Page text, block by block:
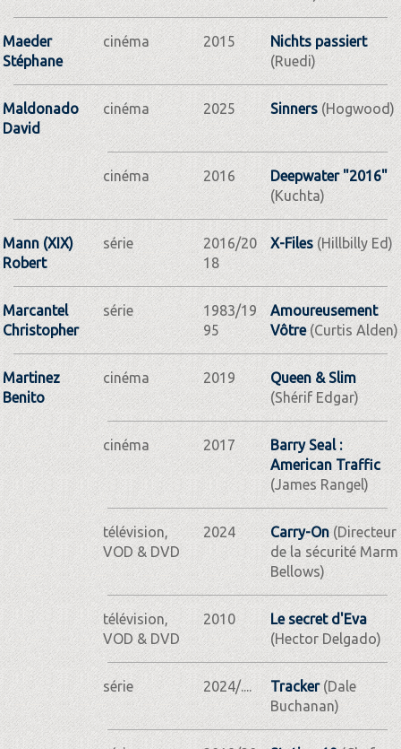
Maeder
Stéphane
cinéma 2015
Nichts passiert
(Ruedi)
Maldonado
David
cinéma 2025 Sinners(Hogwood)
cinéma 2016
Deepwater "2016"
(Kuchta)
Mann (XIX)
Robert
série
2016/20
18
X-Files(Hillbilly Ed)
Marcantel
Christopher
série
1983/19
95
Amoureusement
Vôtre(Curtis Alden)
Martinez
Benito
cinéma 2019
Queen & Slim
(Shérif Edgar)
cinéma 2017
Barry Seal :
American Traffic
(James Rangel)
télévision,
VOD & DVD
2024 Carry-On(Directeur
de la sécurité Marm
Bellows)
télévision,
VOD & DVD
2010
Le secret d'Eva
(Hector Delgado)
série 2024/.... Tracker(Dale
Buchanan)